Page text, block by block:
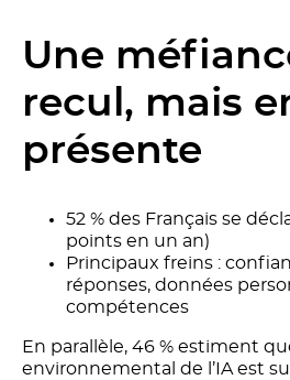
Une
recul, mais
présente
52 % des Français se
points en un an)
Principaux freins :
réponses, données
compétences
En parallèle, 46 % estiment
environnemental de l’IA est